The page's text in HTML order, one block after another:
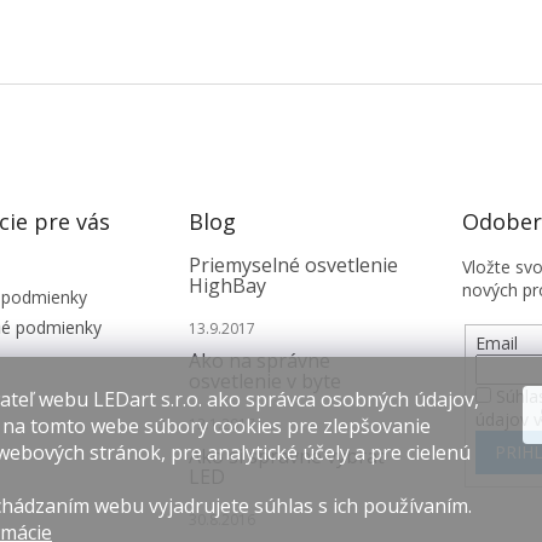
webu LEDart s.r.o. ako správca osobných údajov,
tomto webe súbory cookies pre zlepšovanie
stránok, pre analytické účely a pre cielenú
webu vyjadrujete súhlas s ich používaním.
pre vás
podmienky
Blog
Priemyselné osvetlenie
HighBay
13.9.2017
Ako na správne
12.1.2017
Ako si správne vybrať
30.8.2016
Vložte
nových
Email
údajov